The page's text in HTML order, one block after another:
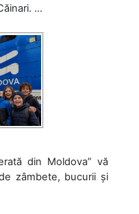
...
din Moldova” vă
zâmbete, bucurii și